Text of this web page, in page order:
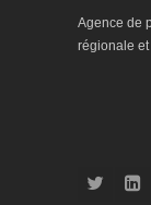
Agence de
régionale